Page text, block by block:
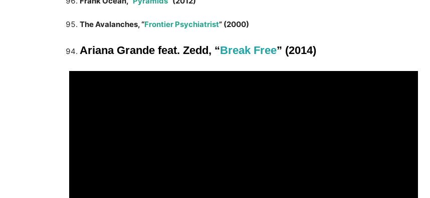
The Avalanches, “Frontier Psychiatrist” (2000)
Ariana Grande feat. Zedd, “Break Free” (2014)